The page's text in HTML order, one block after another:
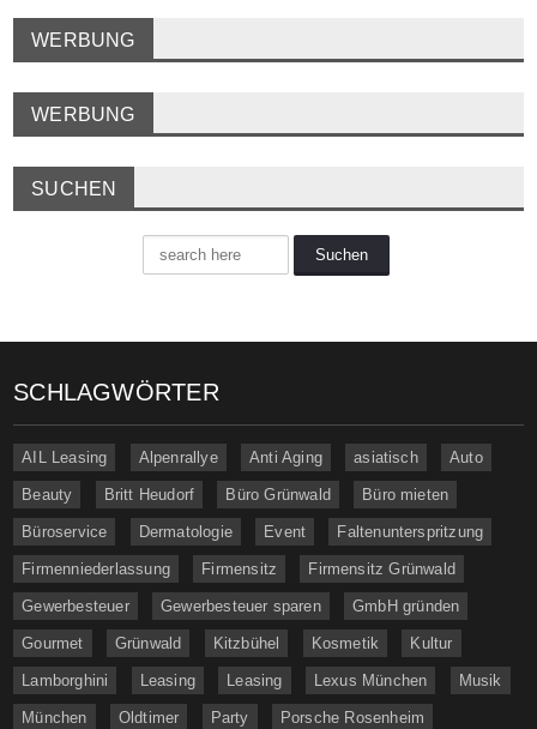
WERBUNG
WERBUNG
SUCHEN
SCHLAGWÖRTER
AIL Leasing Alpenrallye Anti Aging asiatisch Auto
Beauty Britt Heudorf Büro Grünwald Büro mieten
Büroservice Dermatologie Event Faltenunterspritzung
Firmenniederlassung Firmensitz Firmensitz Grünwald
Gewerbesteuer Gewerbesteuer sparen GmbH gründen
Gourmet Grünwald Kitzbühel Kosmetik Kultur
Lamborghini Leasing Leasing Lexus München Musik
München Oldtimer Party Porsche Rosenheim